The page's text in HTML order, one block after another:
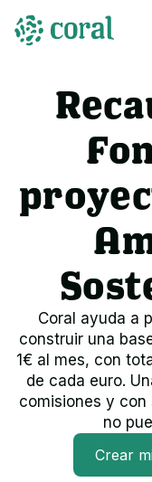
Coral ayuda a
construir una
1€ al mes, con
de cada euro.
comisiones y
no
Crear